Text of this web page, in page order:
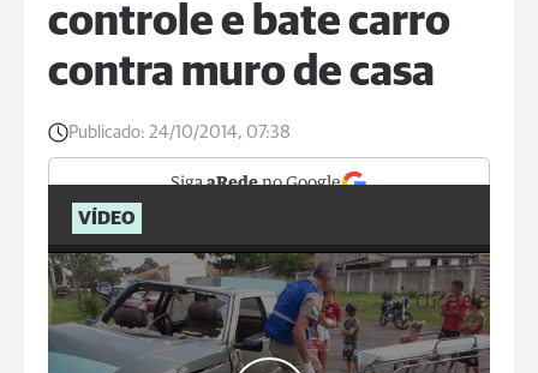
controle e bate carro
contra muro de casa
Publicado: 24/10/2014, 07:38
SigaaRedeno Google
VÍDEO